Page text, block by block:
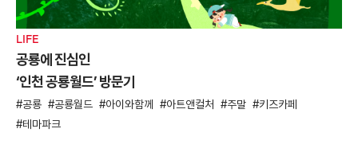
LIFE
공룡에 진심인
‘인천 공룡월드’ 방문기
공룡 공룡월드 아이와함께 아트앤컬처 주말
키즈카페
테마파크